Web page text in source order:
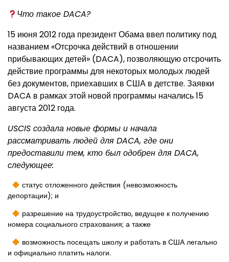
Что такое DACA?
15 июня 2012 года президент Обама ввел политику под
названием «Отсрочка действий в отношении
прибывающих детей» (DACA), позволяющую отсрочить
действие программы для некоторых молодых людей
без документов, приехавших в США в детстве. Заявки
DACA в рамках этой новой программы начались 15
августа 2012 года.
USCIS создала новые формы и начала
рассматривать людей для DACA, где они
предоставили тем, кто был одобрен для DACA,
следующее:
статус отложенного действия (невозможность
депортации); и
разрешение на трудоустройство, ведущее к получению
номера социального страхования; а также
возможность посещать школу и работать в США легально
и официально платить налоги.